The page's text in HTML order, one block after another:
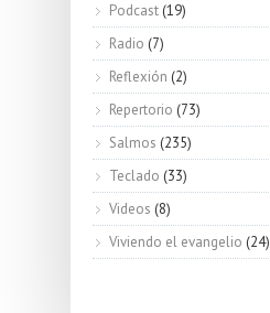
Podcast (19)
Radio (7)
Reflexión (2)
Repertorio (73)
Salmos (235)
Teclado (33)
Videos (8)
Viviendo el evangelio (24)